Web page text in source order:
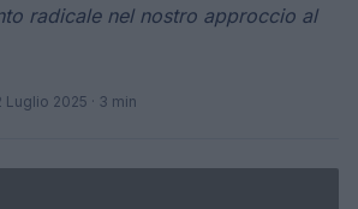
radicale nel nostro approccio al
Luglio 2025 · 3 min